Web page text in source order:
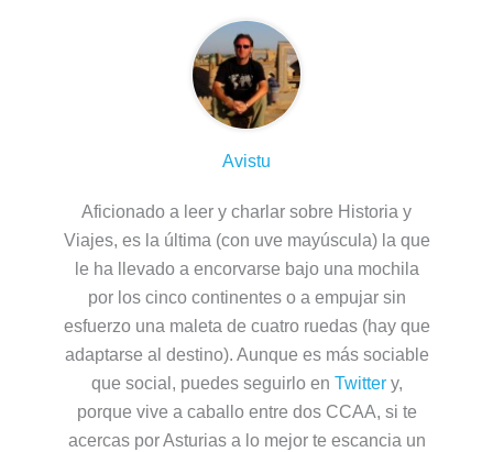
Avistu
Aficionado a leer y charlar sobre Historia y
Viajes, es la última (con uve mayúscula) la que
le ha llevado a encorvarse bajo una mochila
por los cinco continentes o a empujar sin
esfuerzo una maleta de cuatro ruedas (hay que
adaptarse al destino). Aunque es más sociable
que social, puedes seguirlo en Twittery,
porque vive a caballo entre dos CCAA, si te
acercas por Asturias a lo mejor te escancia un